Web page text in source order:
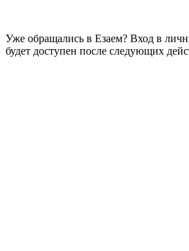
Уже обращались в Езаем? Вход в
будет доступен после следующих